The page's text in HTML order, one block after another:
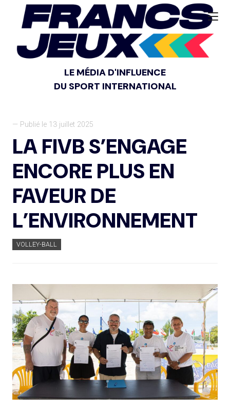
LE MÉDIA D'INFLUENCE
DU SPORT INTERNATIONAL
— Publié le 13 juillet 2025
LA FIVB S’ENGAGE
ENCORE PLUS EN
FAVEUR DE
L’ENVIRONNEMENT
VOLLEY-BALL